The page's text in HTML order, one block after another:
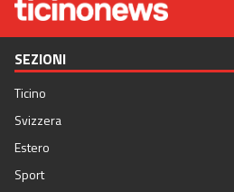
SEZIONI
Ticino
Svizzera
Estero
Sport